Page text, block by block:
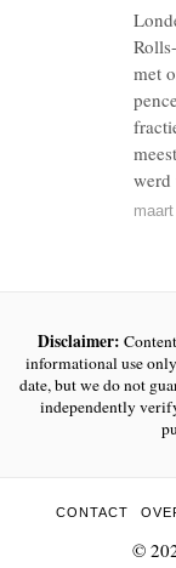
met
werd
Disclaimer:
informational use
date, but we do not
independently
CONTACT
©